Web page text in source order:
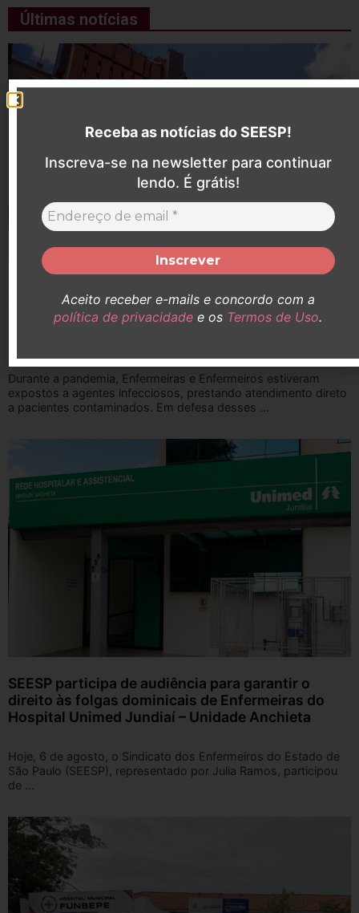
Últimas notícias
adicional de insalubridade de Enfermeiras (os)
que atuaram no Hospital Santa Catarina durante a
Durante a pandemia, Enfermeiras e Enfermeiros estiveram
expostos a agentes infecciosos, prestando atendimento direto
a pacientes contaminados. Em defesa desses ...
SEESP participa de audiência para garantir o
direito às folgas dominicais de Enfermeiras do
Hospital Unimed Jundiaí – Unidade Anchieta
Hoje, 6 de agosto, o Sindicato dos Enfermeiros do Estado de
São Paulo (SEESP), representado por Julia Ramos, participou
de ...
Receba as notícias do SEESP!
Inscreva-se na newsletter para continuar
lendo. É grátis!
Aceito receber e-mails e concordo com a
política de privacidade e os Termos de Uso.